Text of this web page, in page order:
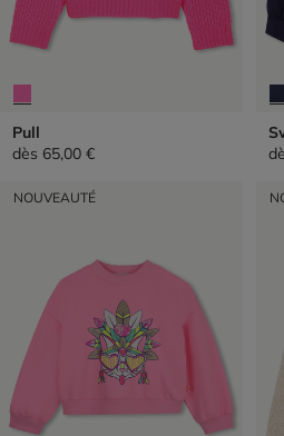
Pull
dès 65,00 €
NOUVEAUTÉ